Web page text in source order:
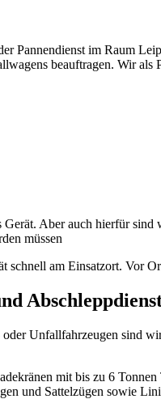
Pannendienst im Raum
beauftragen. Wir
Aber auch hierfür sind
müssen
schnell am Einsatzort. Vor
oder Unfallfahrzeugen sind
mit bis zu 6
und Sattelzügen sowie